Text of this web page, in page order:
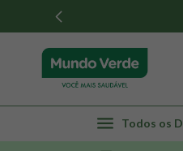
Todos os
1º whey